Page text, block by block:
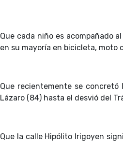
Que cada niño es acompañado
en su mayoría en bicicleta, moto
Que recientemente se concretó
Lázaro (84) hasta el desvió del
Que la calle Hipólito Irigoyen